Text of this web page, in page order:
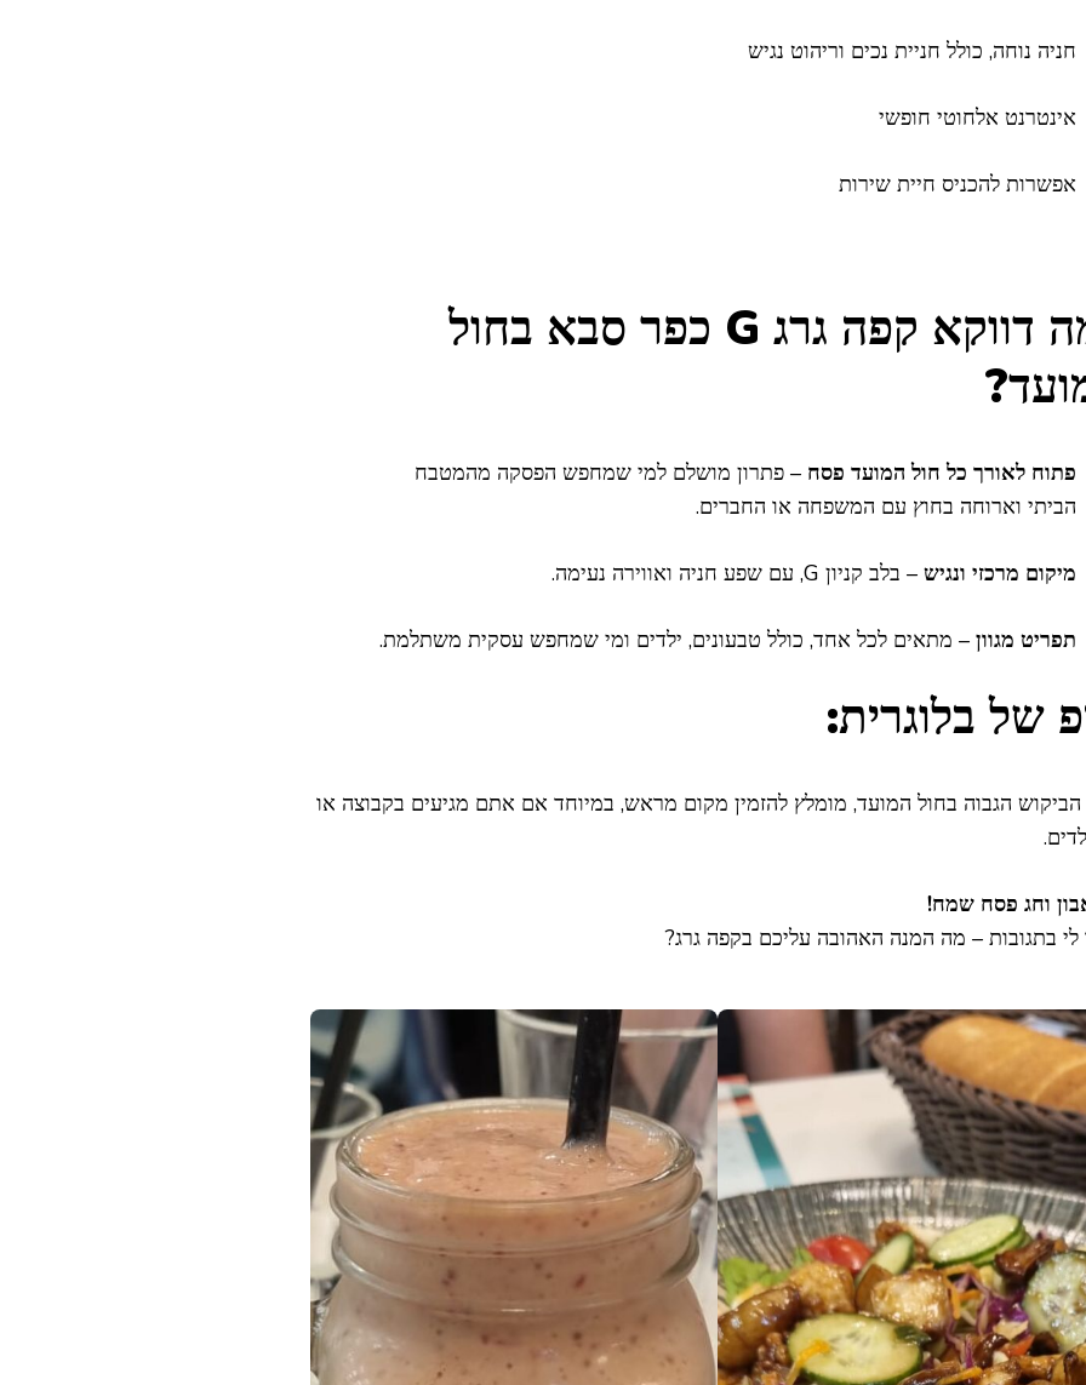
חניה נוחה, כולל חניית נכים וריהוט נגיש
אינטרנט אלחוטי חופשי
אפשרות להכניס חיית שירות
למה דווקא קפה גרג G כפר סבא בחול
פתוח לאורך כל חול המועד פסח – פתרון מושלם למי שמחפש הפסקה מהמטבח
הביתי וארוחה בחוץ עם המשפחה או החברים.
מיקום מרכזי ונגיש – בלב קניון G, עם שפע חניה ואווירה נעימה.
תפריט מגוון – מתאים לכל אחד, כולל טבעונים, ילדים ומי שמחפש עסקית משתלמת.
של בלוגרית:
הביקוש הגבוה בחול המועד, מומלץ להזמין מקום מראש, במיוחד אם אתם מגיעים בקבוצה או
וחג פסח שמח!
לי בתגובות – מה המנה האהובה עליכם בקפה גרג?